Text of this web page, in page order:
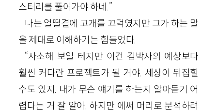
스터리를 풀어가야 하네.”
나는 얼떨결에 고개를 끄덕였지만 그가 하는 말
을 제대로 이해하기는 힘들었다.
“사소해 보일 테지만 이건 김박사의 예상보다
훨씬 커다란 프로젝트가 될 거야. 세상이 뒤집힐
수도 있지. 내가 무슨 얘기를 하는지 알아듣기 어
렵다는 거 잘 알아. 하지만 애써 머리로 분석하려